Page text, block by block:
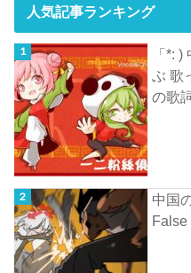
人気記事ランキング
「*:
ぶ 歌
の歌
中国
False